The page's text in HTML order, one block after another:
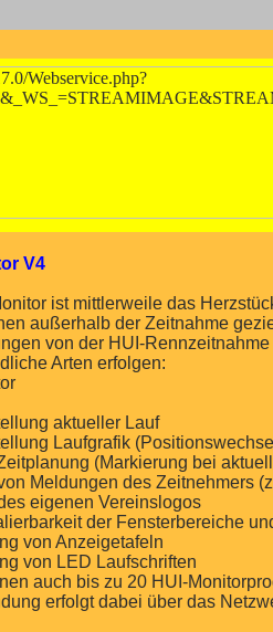
V4
ist mittlerweile das
außerhalb der Zeitnahme
von der HUI-
Arten erfolgen:
aktueller Lauf
Laufgrafik
(Markierung bei
Meldungen des Zeitnehmers
eigenen Vereinslogos
der Fensterbereiche
von Anzeigetafeln
von LED Laufschriften
auch bis zu 20 HUI-
erfolgt dabei über das